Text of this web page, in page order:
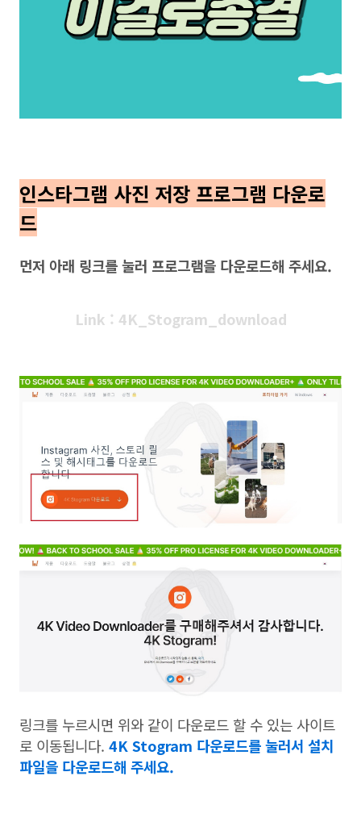
인스타그램 사진 저장 프로그램 다운로
드
먼저 아래 링크를 눌러 프로그램을 다운로드해 주세요.
Link : 4K_Stogram_download
링크를 누르시면 위와 같이 다운로드 할 수 있는 사이트
로 이동됩니다. 4K Stogram 다운로드를 눌러서 설치
파일을 다운로드해 주세요.